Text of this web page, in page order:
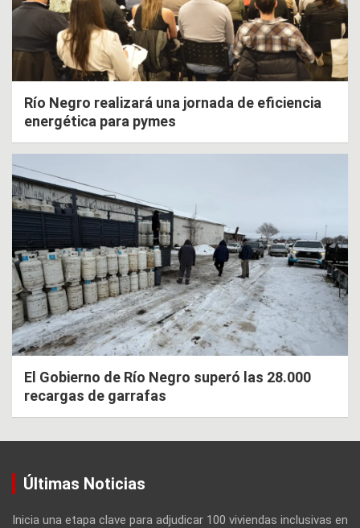
Río Negro realizará una jornada de eficiencia
energética para pymes
El Gobierno de Río Negro superó las 28.000
recargas de garrafas
Últimas Noticias
Inicia una etapa clave para adjudicar 100 viviendas inclusivas en